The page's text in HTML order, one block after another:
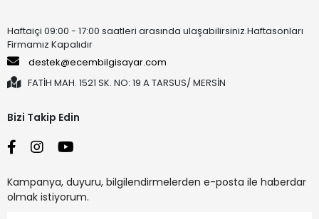
Haftaiçi 09:00 - 17:00 saatleri arasında ulaşabilirsiniz.Haftasonları
Firmamız Kapalıdır
destek@ecembilgisayar.com
FATİH MAH. 1521 SK. NO: 19 A TARSUS/ MERSİN
Bizi Takip Edin
Kampanya, duyuru, bilgilendirmelerden e-posta ile haberdar
olmak istiyorum.